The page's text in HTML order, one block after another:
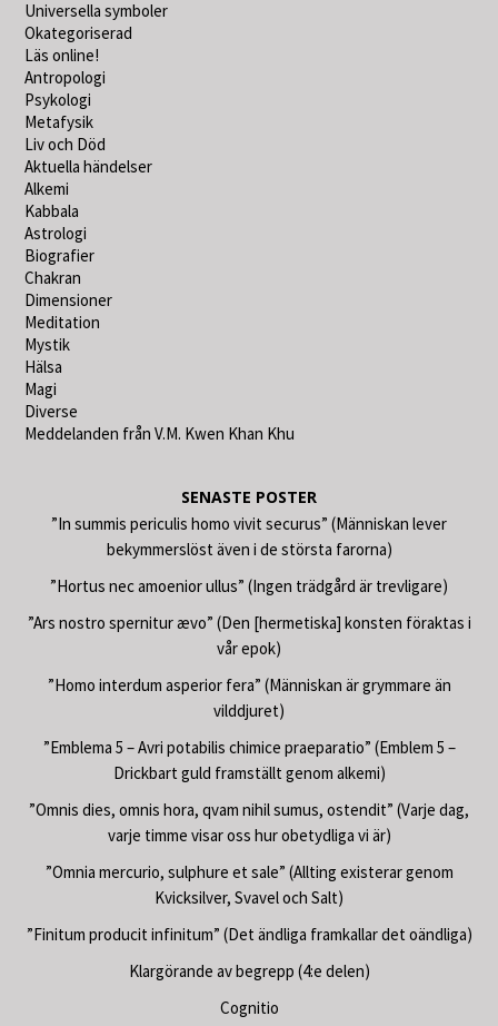
Universella symboler
Okategoriserad
Läs online!
Antropologi
Psykologi
Metafysik
Liv och Död
Aktuella händelser
Alkemi
Kabbala
Astrologi
Biografier
Chakran
Dimensioner
Meditation
Mystik
Hälsa
Magi
Diverse
Meddelanden från V.M. Kwen Khan Khu
SENASTE POSTER
”In summis periculis homo vivit securus” (Människan lever
bekymmerslöst även i de största farorna)
”Hortus nec amoenior ullus” (Ingen trädgård är trevligare)
”Ars nostro spernitur ævo” (Den [hermetiska] konsten föraktas i
vår epok)
”Homo interdum asperior fera” (Människan är grymmare än
vilddjuret)
”Emblema 5 – Avri potabilis chimice praeparatio” (Emblem 5 –
Drickbart guld framställt genom alkemi)
”Omnis dies, omnis hora, qvam nihil sumus, ostendit” (Varje dag,
varje timme visar oss hur obetydliga vi är)
”Omnia mercurio, sulphure et sale” (Allting existerar genom
Kvicksilver, Svavel och Salt)
”Finitum producit infinitum” (Det ändliga framkallar det oändliga)
Klargörande av begrepp (4:e delen)
Cognitio